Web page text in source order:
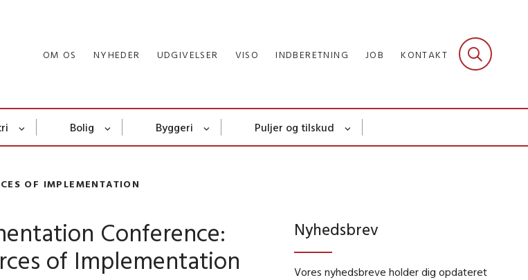
OM OS NYHEDER UDGIVELSER VISO INDBERETNING JOB KONTAKT
Bolig Byggeri Puljer og tilskud
OF IMPLEMENTATION
Conference:
of Implementation
Nyhedsbrev
Vores nyhedsbreve holder dig opdateret